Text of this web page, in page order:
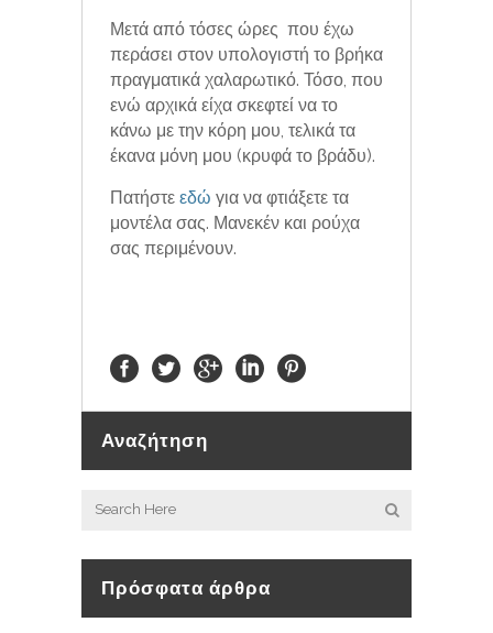
Μετά από τόσες ώρες που έχω
περάσει στον υπολογιστή το βρήκα
πραγματικά χαλαρωτικό. Τόσο, που
ενώ αρχικά είχα σκεφτεί να το
κάνω με την κόρη μου, τελικά τα
έκανα μόνη μου (κρυφά το βράδυ).
Πατήστε εδώ για να φτιάξετε τα
μοντέλα σας. Μανεκέν και ρούχα
σας περιμένουν.
Αναζήτηση
Πρόσφατα άρθρα